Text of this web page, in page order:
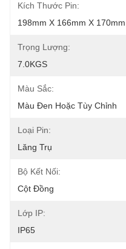
Kích Thước Pin:
198mm X 166mm X 170mm
Trọng Lượng:
7.0KGS
Màu Sắc:
Màu Đen Hoặc Tùy Chỉnh
Loại Pin:
Lăng Trụ
Bộ Kết Nối:
Cột Đồng
Lớp IP:
IP65